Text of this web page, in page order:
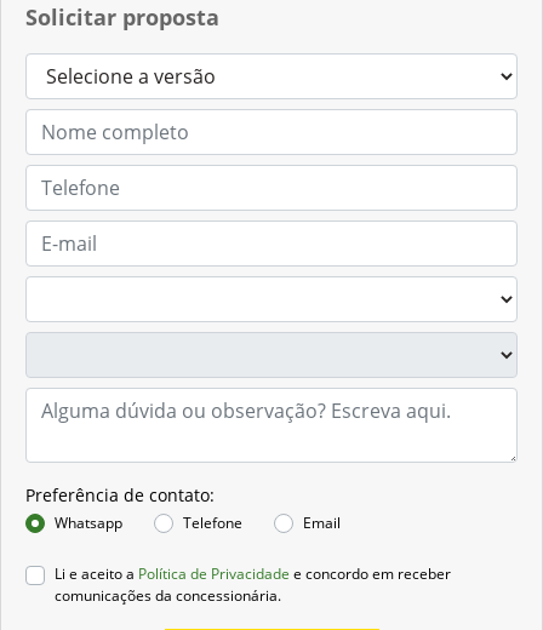
Solicitar proposta
Preferência de contato:
Whatsapp Telefone Email
Li e aceito a Política de Privacidade e concordo em receber
comunicações da concessionária.